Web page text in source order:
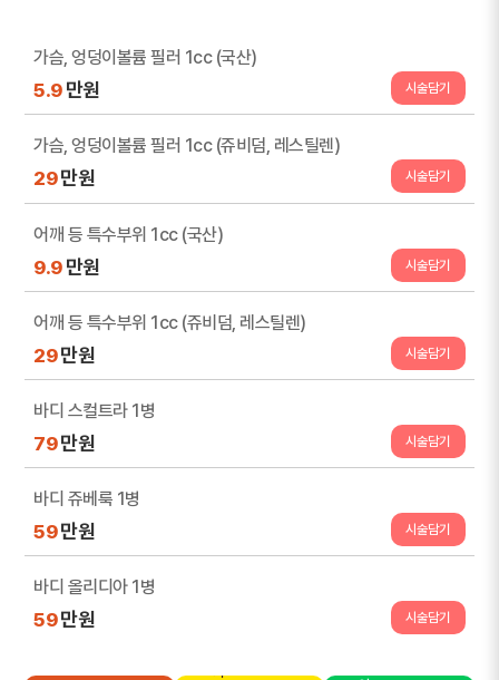
가슴, 엉덩이볼륨 필러 1cc (국산)
5.9 만원 시술담기
가슴, 엉덩이볼륨 필러 1cc (쥬비덤, 레스틸렌)
29만원 시술담기
어깨 등 특수부위 1cc (국산)
9.9 만원 시술담기
어깨 등 특수부위 1cc (쥬비덤, 레스틸렌)
29만원 시술담기
바디 스컬트라 1병
79만원 시술담기
바디 쥬베룩 1병
59만원 시술담기
바디 올리디아 1병
59만원 시술담기